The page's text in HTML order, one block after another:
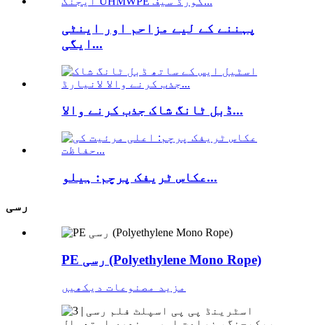
پہننے کے لیے مزاحم اور اینٹی
ایگی...
ڈبل ٹانگ شاک جذب کرنے والا...
عکاس ٹریفک پرچم: ہیلو...
رسی
PE رسی (Polyethylene Mono Rope)
مزید مصنوعات دیکھیں